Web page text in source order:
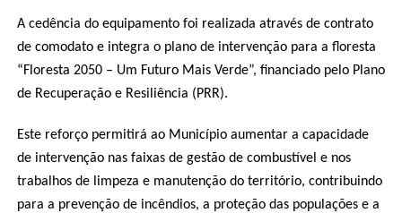
A cedência do equipamento foi realizada através de contrato
de comodato e integra o plano de intervenção para a floresta
“Floresta 2050 – Um Futuro Mais Verde”, financiado pelo Plano
de Recuperação e Resiliência (PRR).
Este reforço permitirá ao Município aumentar a capacidade
de intervenção nas faixas de gestão de combustível e nos
trabalhos de limpeza e manutenção do território, contribuindo
para a prevenção de incêndios, a proteção das populações e a